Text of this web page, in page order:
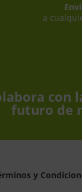
a
con
futuro de
y